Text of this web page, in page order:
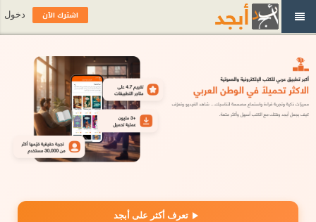
تعرف أكثر على أبجد
اشترك الآن دخول